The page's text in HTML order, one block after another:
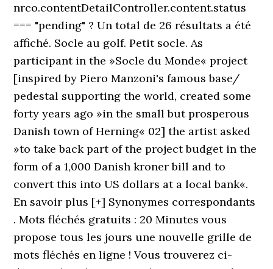
nrco.contentDetailController.content.status
=== "pending" ? Un total de 26 résultats a été
affiché. Socle au golf. Petit socle. As
participant in the »Socle du Monde« project
[inspired by Piero Manzoni's famous base/
pedestal supporting the world, created some
forty years ago »in the small but prosperous
Danish town of Herning« 02] the artist asked
»to take back part of the project budget in the
form of a 1,000 Danish kroner bill and to
convert this into US dollars at a local bank«.
En savoir plus [+] Synonymes correspondants
. Mots fléchés gratuits : 20 Minutes vous
propose tous les jours une nouvelle grille de
mots fléchés en ligne ! Vous trouverez ci-